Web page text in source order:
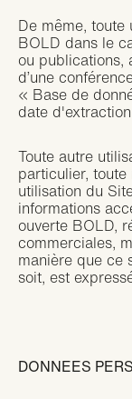
De même,
BOLD dans le
ou publications,
d’une
« Base de
date
Toute autre
particulier,
utilisation du
informations
ouverte BOLD,
commerciales,
manière que ce
soit, est
DONNEES